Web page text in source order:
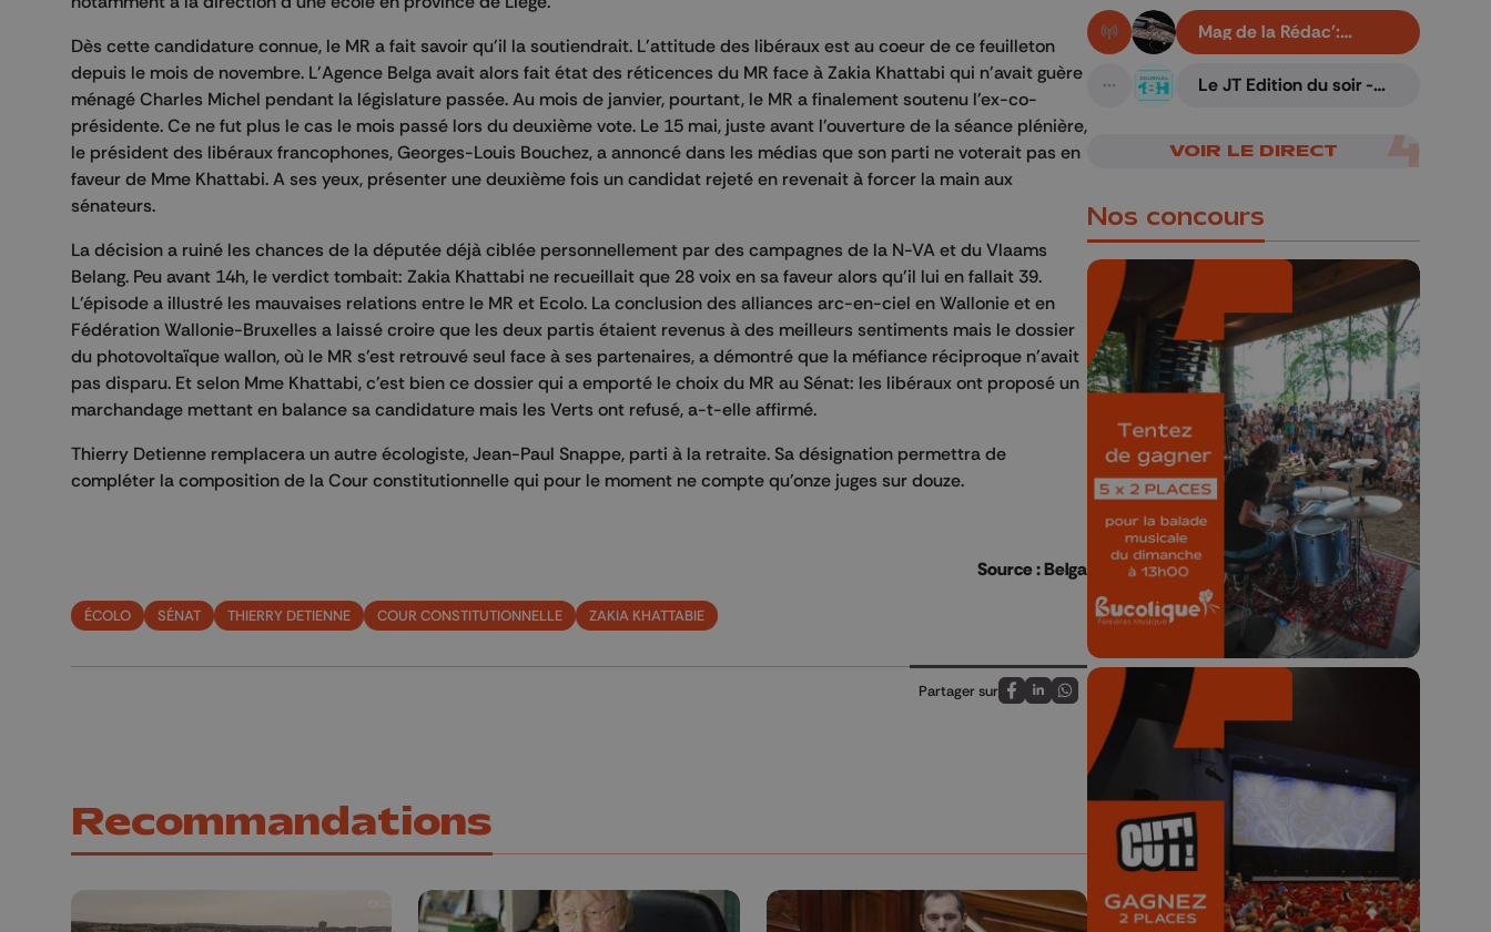
Dès cette candidature connue, le MR a fait savoir qu'il la soutiendrait. L'attitude des libéraux est au coeur de ce feuilleton
depuis le mois de novembre. L'Agence Belga avait alors fait état des réticences du MR face à Zakia Khattabi qui n'avait guère
ménagé Charles Michel pendant la législature passée. Au mois de janvier, pourtant, le MR a finalement soutenu l'ex-co-
présidente. Ce ne fut plus le cas le mois passé lors du deuxième vote. Le 15 mai, juste avant l'ouverture de la séance plénière,
le président des libéraux francophones, Georges-Louis Bouchez, a annoncé dans les médias que son parti ne voterait pas en
faveur de Mme Khattabi. A ses yeux, présenter une deuxième fois un candidat rejeté en revenait à forcer la main aux
sénateurs.
La décision a ruiné les chances de la députée déjà ciblée personnellement par des campagnes de la N-VA et du Vlaams
Belang. Peu avant 14h, le verdict tombait: Zakia Khattabi ne recueillait que 28 voix en sa faveur alors qu'il lui en fallait 39.
L'épisode a illustré les mauvaises relations entre le MR et Ecolo. La conclusion des alliances arc-en-ciel en Wallonie et en
Fédération Wallonie-Bruxelles a laissé croire que les deux partis étaient revenus à des meilleurs sentiments mais le dossier
du photovoltaïque wallon, où le MR s'est retrouvé seul face à ses partenaires, a démontré que la méfiance réciproque n'avait
pas disparu. Et selon Mme Khattabi, c'est bien ce dossier qui a emporté le choix du MR au Sénat: les libéraux ont proposé un
marchandage mettant en balance sa candidature mais les Verts ont refusé, a-t-elle affirmé.
Thierry Detienne remplacera un autre écologiste, Jean-Paul Snappe, parti à la retraite. Sa désignation permettra de
compléter la composition de la Cour constitutionnelle qui pour le moment ne compte qu'onze juges sur douze.
Source : Belga
ÉCOLO SÉNAT THIERRY DETIENNE COUR CONSTITUTIONNELLE ZAKIA KHATTABIE
Partager sur
Partagez sur FaceBook
Partagez sur LinkedIn
Partagez sur Whatsapp
Recommandations
En live!
Mag de la Rédac':
Gravure liégeoise sur
A suivre
Le JT Edition du soir -
VOIR LE DIRECT
Nos concours
🎁 Gagnez 5x2
places pour le
Bucolique Ferrières
Festival 🌿🎶
Concours valable jusqu'au 9 août,
23h59.
🎬 Concours CUT x
Les Grignoux ✨
Concours permanent - 2 places à
gagner chaque semaine !